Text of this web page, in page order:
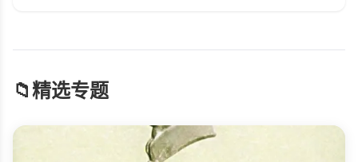
📁精选专题